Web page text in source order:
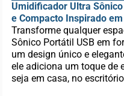
Umidificador Ultra
e Compacto Inspirado
Transforme qualquer
Sônico Portátil USB em
um design único e
ele adiciona um toque de
seja em casa, no